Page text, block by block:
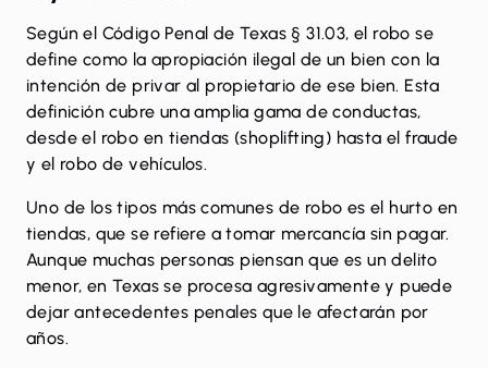
Según el Código Penal de Texas § 31.03, el robo se
define como la apropiación ilegal de un bien con la
intención de privar al propietario de ese bien. Esta
definición cubre una amplia gama de conductas,
desde el robo en tiendas (shoplifting) hasta el fraude
y el robo de vehículos.
Uno de los tipos más comunes de robo es el hurto en
tiendas, que se refiere a tomar mercancía sin pagar.
Aunque muchas personas piensan que es un delito
menor, en Texas se procesa agresivamente y puede
dejar antecedentes penales que le afectarán por
años.